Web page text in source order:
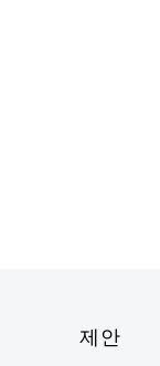
제안